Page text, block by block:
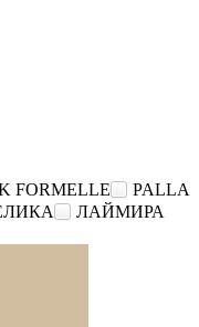
FORMELLE
PALLA
ЛАЙМИРА